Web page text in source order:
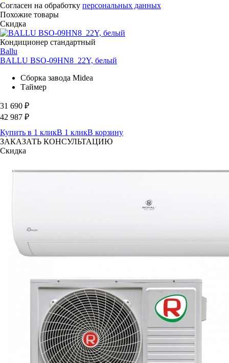
Согласен на обработку персональных данных
Похожие товары
Скидка
Кондиционер стандартный
Ballu
BALLU BSO-09HN8_22Y, белый
Сборка завода Midea
Таймер
31 690 ₽
42 987 ₽
Купить в 1 кликВ 1 кликВ корзину
ЗАКАЗАТЬ КОНСУЛЬТАЦИЮ
Скидка